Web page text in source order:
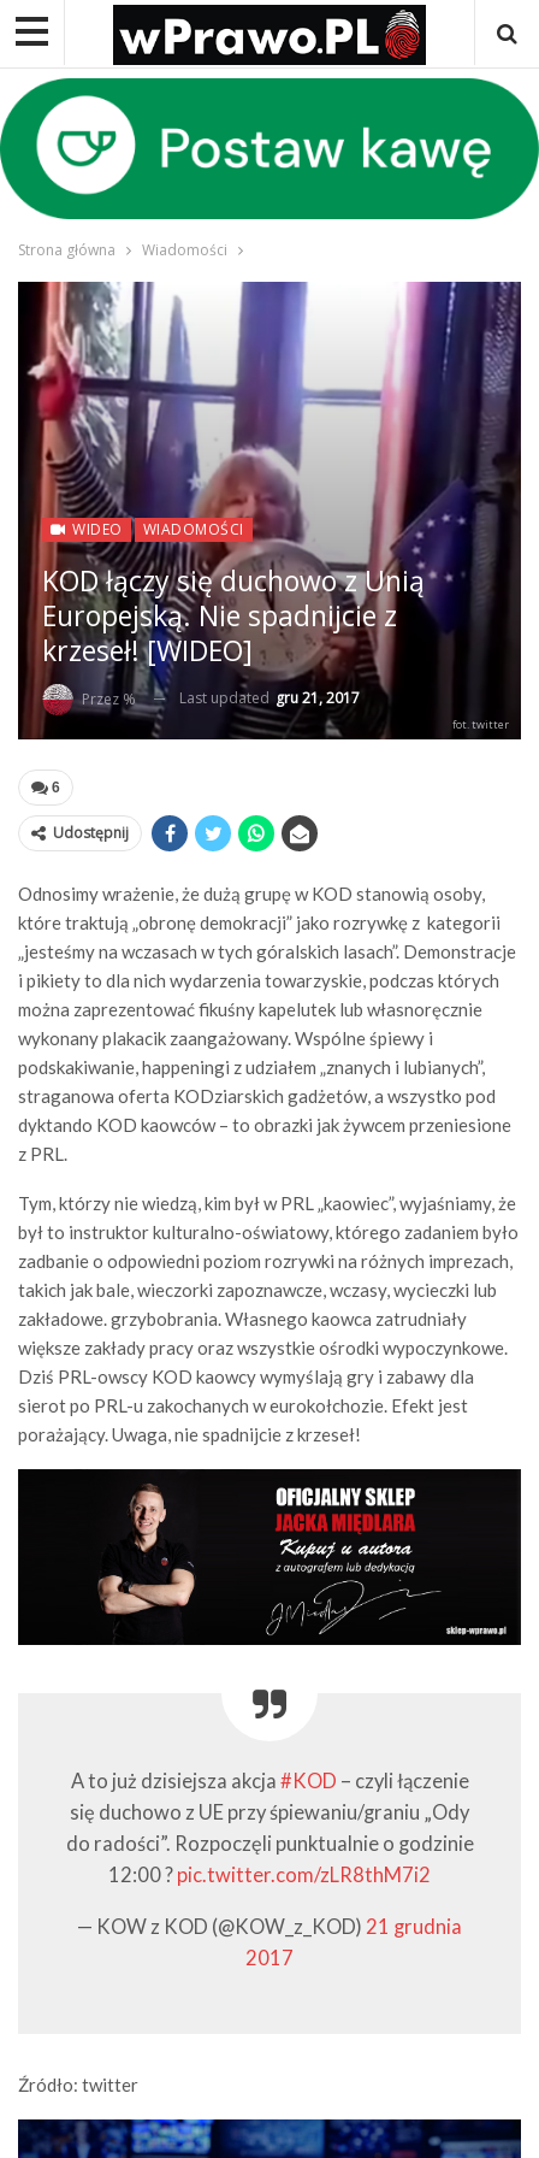
Strona główna Wiadomości
WIDEO WIADOMOŚCI
KOD łączy się duchowo z Unią
Europejską. Nie spadnijcie z
krzeseł! [WIDEO]
Przez % Last updated gru 21, 2017
fot. twitter
6
Udostępnij
Odnosimy wrażenie, że dużą grupę w KOD stanowią osoby,
które traktują „obronę demokracji” jako rozrywkę z kategorii
„jesteśmy na wczasach w tych góralskich lasach”. Demonstracje
i pikiety to dla nich wydarzenia towarzyskie, podczas których
można zaprezentować fikuśny kapelutek lub własnoręcznie
wykonany plakacik zaangażowany. Wspólne śpiewy i
podskakiwanie, happeningi z udziałem „znanych i lubianych”,
straganowa oferta KODziarskich gadżetów, a wszystko pod
dyktando KOD kaowców – to obrazki jak żywcem przeniesione
z PRL.
Tym, którzy nie wiedzą, kim był w PRL „kaowiec”, wyjaśniamy, że
był to instruktor kulturalno-oświatowy, którego zadaniem było
zadbanie o odpowiedni poziom rozrywki na różnych imprezach,
takich jak bale, wieczorki zapoznawcze, wczasy, wycieczki lub
zakładowe. grzybobrania. Własnego kaowca zatrudniały
większe zakłady pracy oraz wszystkie ośrodki wypoczynkowe.
Dziś PRL-owscy KOD kaowcy wymyślają gry i zabawy dla
sierot po PRL-u zakochanych w eurokołchozie. Efekt jest
porażający. Uwaga, nie spadnijcie z krzeseł!
A to już dzisiejsza akcja #KOD – czyli łączenie
się duchowo z UE przy śpiewaniu/graniu „Ody
do radości”. Rozpoczęli punktualnie o godzinie
12:00 ? pic.twitter.com/zLR8thM7i2
— KOW z KOD (@KOW_z_KOD) 21 grudnia
2017
Źródło: twitter